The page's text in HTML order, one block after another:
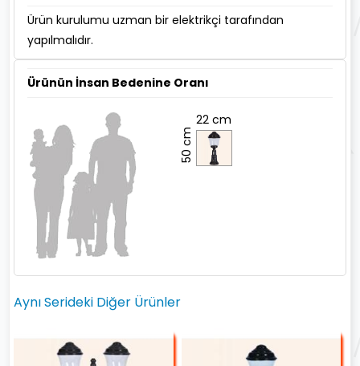
Ürün kurulumu uzman bir elektrikçi tarafından
yapılmalıdır.
Ürünün İnsan Bedenine Oranı
22 cm
50 cm
Aynı Serideki Diğer Ürünler